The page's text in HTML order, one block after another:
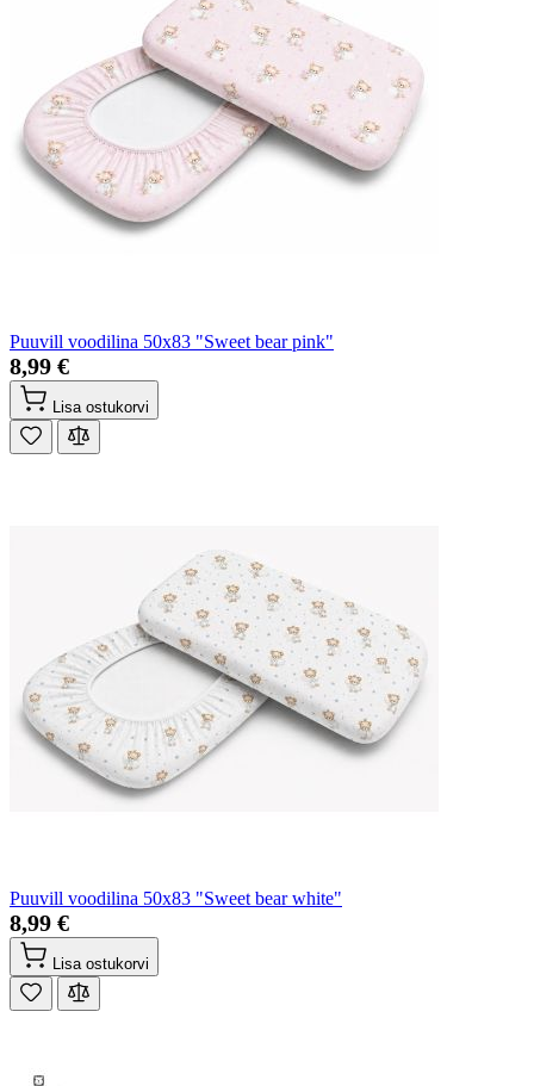
Puuvill voodilina 50x83 "Sweet bear pink"
8,99 €
Lisa ostukorvi
Puuvill voodilina 50x83 "Sweet bear white"
8,99 €
Lisa ostukorvi